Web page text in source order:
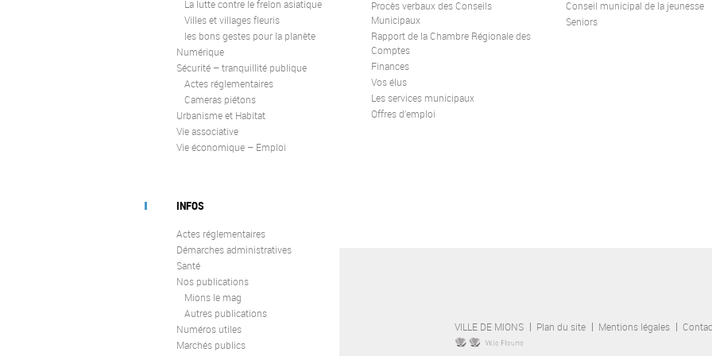
La lutte contre le frelon asiatique
Villes et villages fleuris
les bons gestes pour la planète
Numérique
Sécurité – tranquillité publique
Actes réglementaires
Cameras piétons
Urbanisme et Habitat
Vie associative
Vie économique – Emploi
Procès verbaux des Conseils
Municipaux
Rapport de la Chambre Régionale des
Comptes
Finances
Vos élus
Les services municipaux
Offres d’emploi
Conseil municipal de la jeunesse
Seniors
INFOS
Actes réglementaires
Démarches administratives
Santé
Nos publications
Mions le mag
Autres publications
Numéros utiles
Marchés publics
VILLE DE MIONS Plan du site Mentions légales